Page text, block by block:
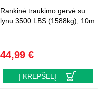
Rankinė traukimo gervė su
lynu 3500 LBS (1588kg), 10m
44,99 €
Į KREPŠELĮ